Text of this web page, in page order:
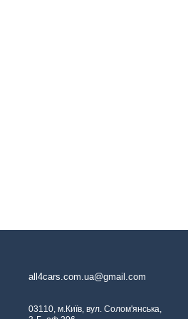
all4cars.com.ua@gmail.com
03110, м.Київ, вул. Солом'янська,